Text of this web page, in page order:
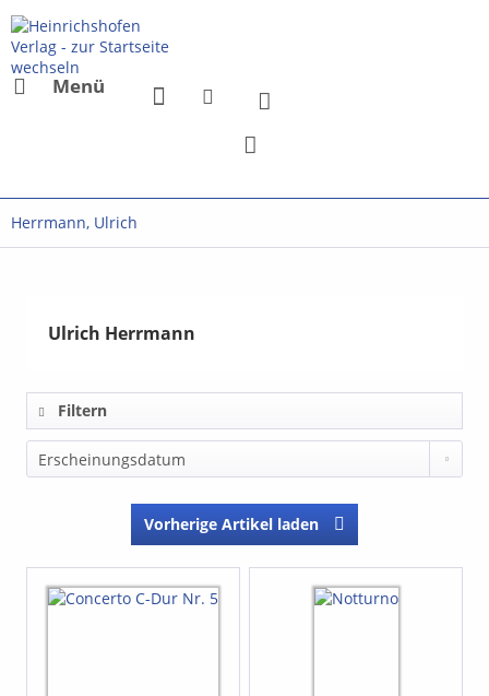
Menü
Herrmann, Ulrich
Ulrich Herrmann
Filtern
Vorherige Artikel laden